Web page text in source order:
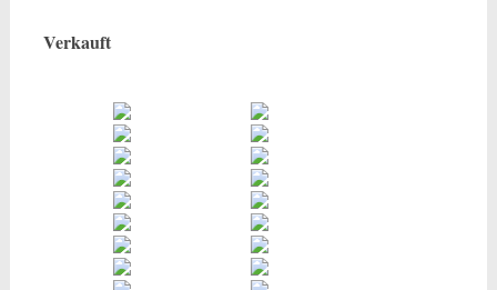
Verkauft